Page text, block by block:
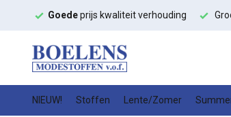
verhouding Groot assortiment met snelle
NIEUW! Stoffen Lente/Zomer